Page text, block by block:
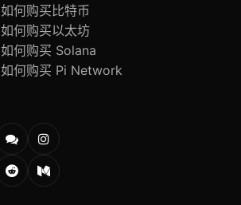
如何购买比特币
如何购买以太坊
如何购买 Solana
如何购买 Pi Network